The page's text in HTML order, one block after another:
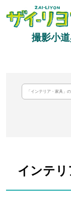
撮影小
インテリ